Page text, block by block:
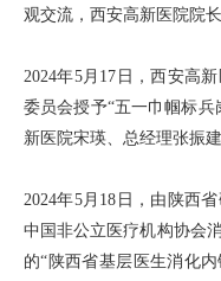
观交流，西安高新医院院
2024年5月17日，西安高
委员会授予“五一巾帼标
新医院宋瑛、总经理张振
2024年5月18日，由陕西
中国非公立医疗机构协会
的“陕西省基层医生消化